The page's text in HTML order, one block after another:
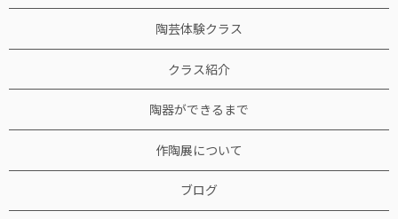
陶芸体験クラス
クラス紹介
陶器ができるまで
作陶展について
ブログ